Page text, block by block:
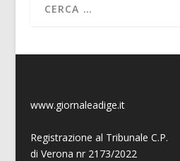
www.giornaleadige.it
Registrazione al Tribunale C.P.
di Verona nr 2173/2022